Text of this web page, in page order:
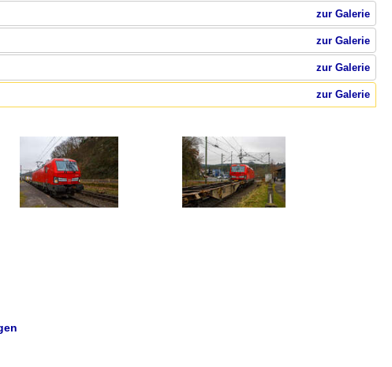
zur Galerie
zur Galerie
zur Galerie
zur Galerie